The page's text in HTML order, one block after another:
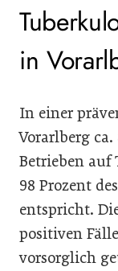
in
In einer
Vorarlberg
Betrieben auf
98 Prozent
entspricht.
positiven
vorsorglich